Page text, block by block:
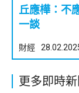
丘應樺：不
一談
財經
更多即時新